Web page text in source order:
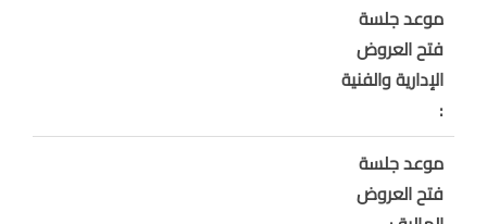
موعد جلسة
فتح العروض
الإدارية والفنية
:
موعد جلسة
فتح العروض